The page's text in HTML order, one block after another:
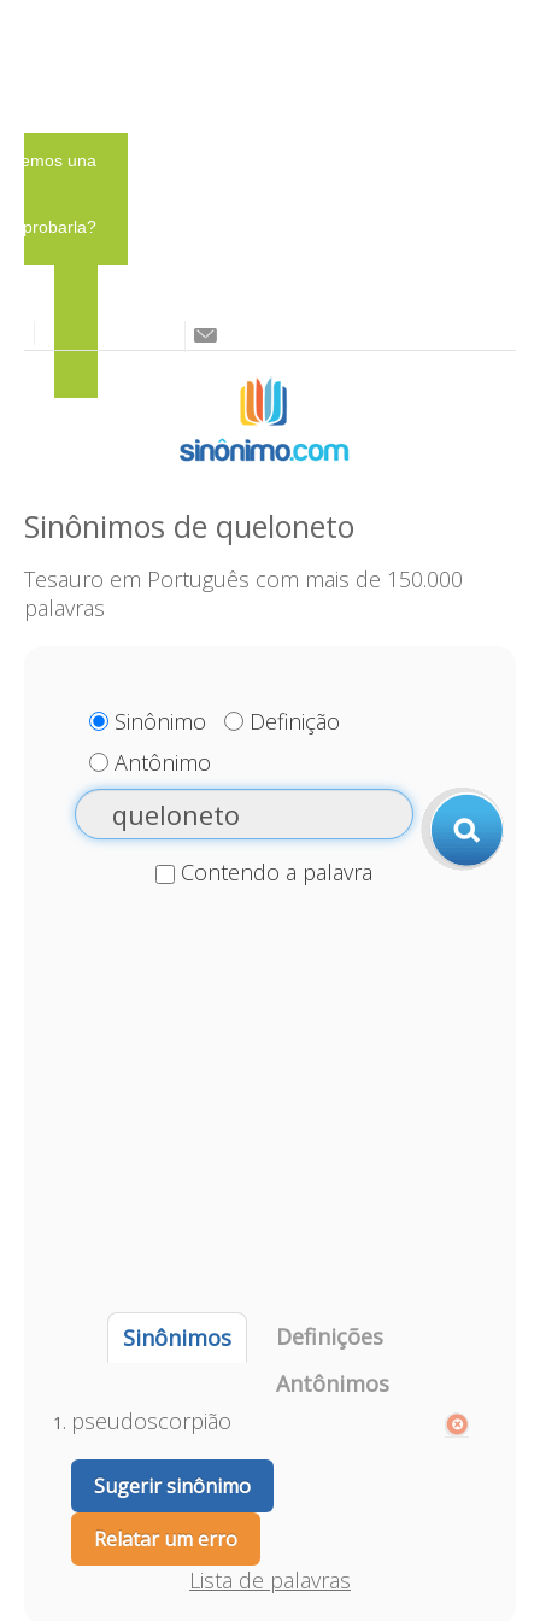
una
probarla?
Sinônimos de queloneto
Tesauro em Português com mais de 150.000
palavras
Sinônimo
Definição
Antônimo
Contendo a palavra
Sinônimos
Definições
Antônimos
pseudoscorpião
Sugerir sinônimo
Relatar um erro
Lista de palavras